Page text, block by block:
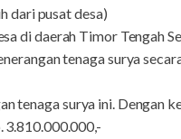
dari pusat desa)
di daerah Timor Tengah
tenaga surya
tenaga surya ini. Dengan
3.810.000.000,-